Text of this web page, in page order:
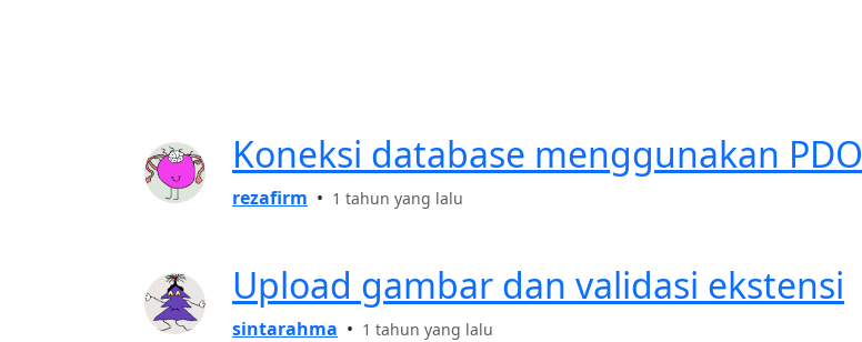
Koneksi database menggunakan PDO
rezafirm • 1 tahun yang lalu
Upload gambar dan validasi ekstensi
sintarahma • 1 tahun yang lalu